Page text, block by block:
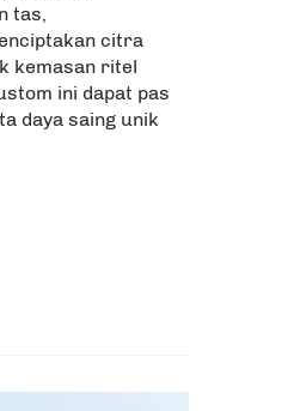
tas,
citra
kemasan ritel
ini dapat pas
daya saing unik